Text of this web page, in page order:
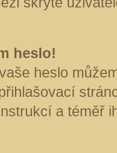
heslo!
heslo
a téměř